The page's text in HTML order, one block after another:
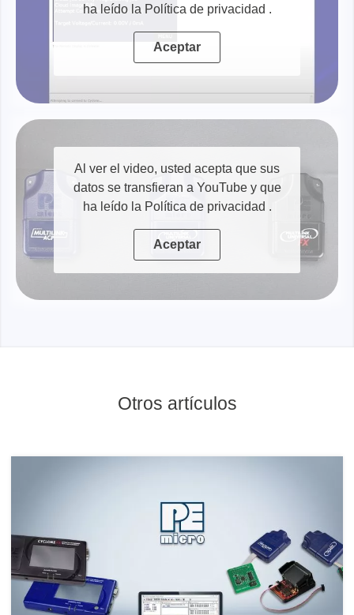
ha leído la Política de privacidad .
Aceptar
Al ver el video, usted acepta que sus
datos se transfieran a YouTube y que
ha leído la Política de privacidad .
Aceptar
Otros artículos